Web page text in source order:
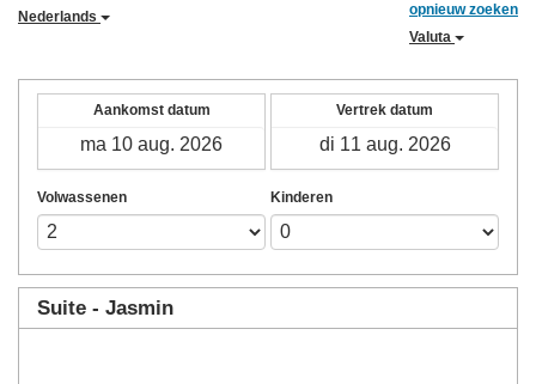
Nederlands
opnieuw zoeken
Valuta
Aankomst datum Vertrek datum
Volwassenen Kinderen
Suite - Jasmin